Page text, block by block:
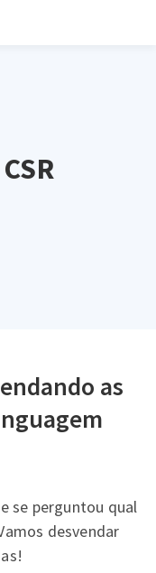
as
se perguntou qual
desvendar